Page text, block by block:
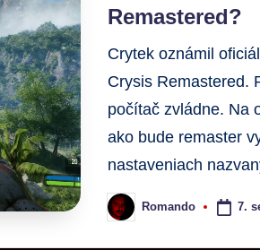
Remastered?
Crytek oznámil
Crysis Remastered.
počítač zvládne. Na
ako bude remaster
nastaveniach
Romando 7.